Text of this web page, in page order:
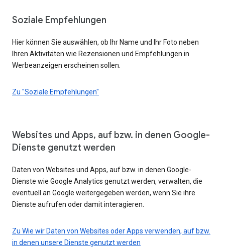
Soziale Empfehlungen
Hier können Sie auswählen, ob Ihr Name und Ihr Foto neben
Ihren Aktivitäten wie Rezensionen und Empfehlungen in
Werbeanzeigen erscheinen sollen.
Zu "Soziale Empfehlungen"
Websites und Apps, auf bzw. in denen Google-
Dienste genutzt werden
Daten von Websites und Apps, auf bzw. in denen Google-
Dienste wie Google Analytics genutzt werden, verwalten, die
eventuell an Google weitergegeben werden, wenn Sie ihre
Dienste aufrufen oder damit interagieren.
Zu Wie wir Daten von Websites oder Apps verwenden, auf bzw.
in denen unsere Dienste genutzt werden